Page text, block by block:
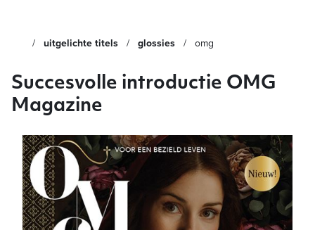
uitgelichte titels glossies omg
Succesvolle introductie OMG
Magazine